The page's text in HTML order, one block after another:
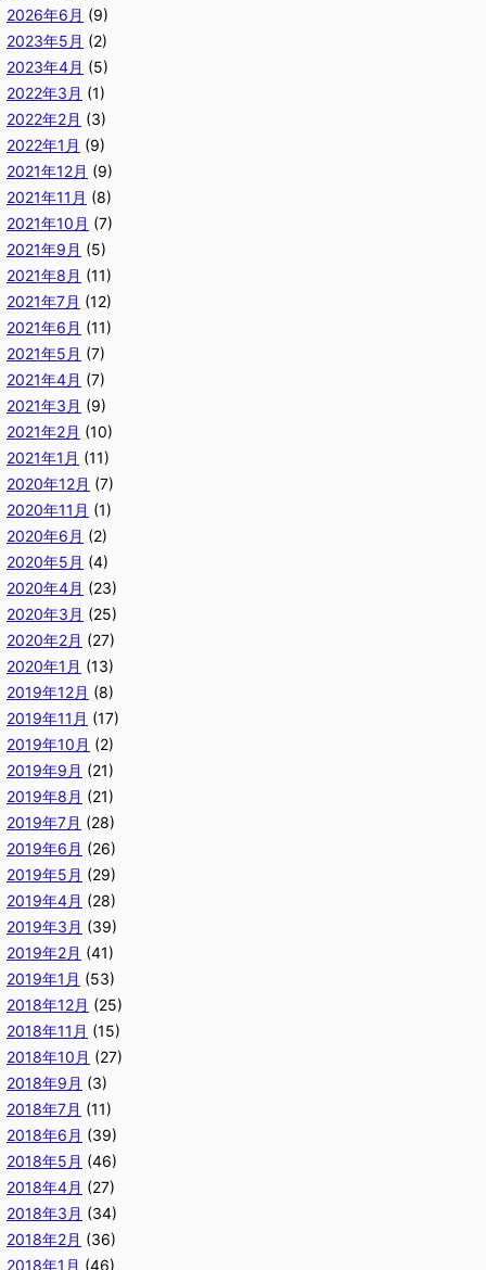
2026年6月 (9)
2023年5月 (2)
2023年4月 (5)
2022年3月 (1)
2022年2月 (3)
2022年1月 (9)
2021年12月 (9)
2021年11月 (8)
2021年10月 (7)
2021年9月 (5)
2021年8月 (11)
2021年7月 (12)
2021年6月 (11)
2021年5月 (7)
2021年4月 (7)
2021年3月 (9)
2021年2月 (10)
2021年1月 (11)
2020年12月 (7)
2020年11月 (1)
2020年6月 (2)
2020年5月 (4)
2020年4月 (23)
2020年3月 (25)
2020年2月 (27)
2020年1月 (13)
2019年12月 (8)
2019年11月 (17)
2019年10月 (2)
2019年9月 (21)
2019年8月 (21)
2019年7月 (28)
2019年6月 (26)
2019年5月 (29)
2019年4月 (28)
2019年3月 (39)
2019年2月 (41)
2019年1月 (53)
2018年12月 (25)
2018年11月 (15)
2018年10月 (27)
2018年9月 (3)
2018年7月 (11)
2018年6月 (39)
2018年5月 (46)
2018年4月 (27)
2018年3月 (34)
2018年2月 (36)
2018年1月 (46)